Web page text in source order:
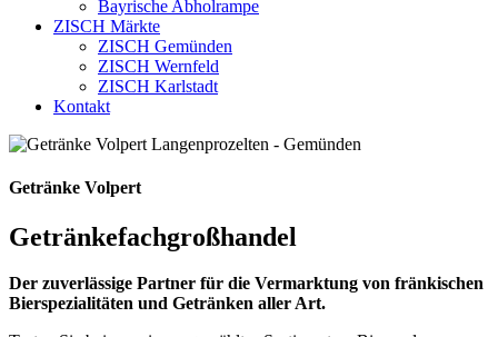
Bayrische Abholrampe
ZISCH Märkte
ZISCH Gemünden
ZISCH Wernfeld
ZISCH Karlstadt
Kontakt
Getränke Volpert
Getränkefachgroßhandel
Der zuverlässige Partner für die Vermarktung von fränkischen
Bierspezialitäten und Getränken aller Art.